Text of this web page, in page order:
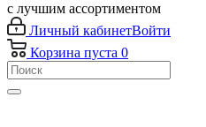
с лучшим ассортиментом
Личный кабинетВойти
Корзина пуста 0